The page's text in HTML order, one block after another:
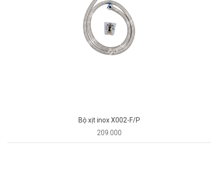
Bộ xịt inox X002-F/P
209.000